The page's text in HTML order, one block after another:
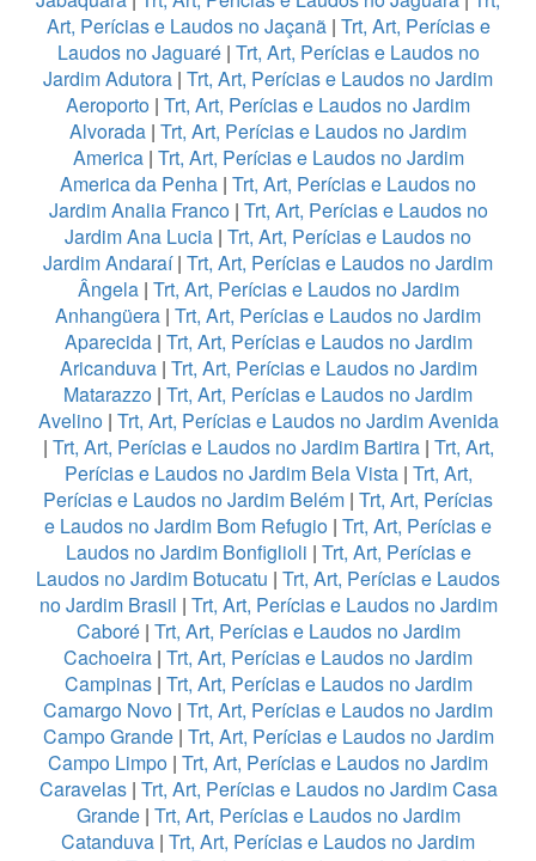
Art, Perícias e Laudos no Jaçanã| Trt, Art, Perícias e
Laudos no Jaguaré| Trt, Art, Perícias e Laudos no
Jardim Adutora | Trt, Art, Perícias e Laudos no Jardim
Aeroporto | Trt, Art, Perícias e Laudos no Jardim
Alvorada | Trt, Art, Perícias e Laudos no Jardim
America| Trt, Art, Perícias e Laudos no Jardim
America da Penha | Trt, Art, Perícias e Laudos no
Jardim Analia Franco| Trt, Art, Perícias e Laudos no
Jardim Ana Lucia | Trt, Art, Perícias e Laudos no
Jardim Andaraí| Trt, Art, Perícias e Laudos no Jardim
Ângela| Trt, Art, Perícias e Laudos no Jardim
Anhangüera | Trt, Art, Perícias e Laudos no Jardim
Aparecida| Trt, Art, Perícias e Laudos no Jardim
Aricanduva| Trt, Art, Perícias e Laudos no Jardim
Matarazzo | Trt, Art, Perícias e Laudos no Jardim
Avelino| Trt, Art, Perícias e Laudos no Jardim Avenida
| Trt, Art, Perícias e Laudos no Jardim Bartira| Trt, Art,
Perícias e Laudos no Jardim Bela Vista| Trt, Art,
Perícias e Laudos no Jardim Belém | Trt, Art, Perícias
e Laudos no Jardim Bom Refugio | Trt, Art, Perícias e
Laudos no Jardim Bonfiglioli | Trt, Art, Perícias e
Laudos no Jardim Botucatu | Trt, Art, Perícias e Laudos
no Jardim Brasil | Trt, Art, Perícias e Laudos no Jardim
Caboré| Trt, Art, Perícias e Laudos no Jardim
Cachoeira | Trt, Art, Perícias e Laudos no Jardim
Campinas| Trt, Art, Perícias e Laudos no Jardim
Camargo Novo | Trt, Art, Perícias e Laudos no Jardim
Campo Grande| Trt, Art, Perícias e Laudos no Jardim
Campo Limpo | Trt, Art, Perícias e Laudos no Jardim
Caravelas| Trt, Art, Perícias e Laudos no Jardim Casa
Grande| Trt, Art, Perícias e Laudos no Jardim
Catanduva | Trt, Art, Perícias e Laudos no Jardim